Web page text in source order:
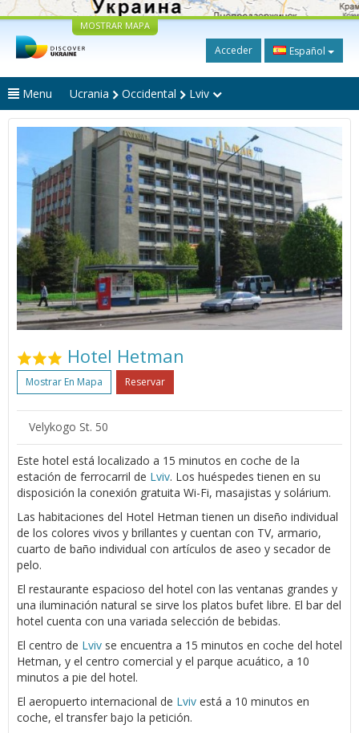
MOSTRAR MAPA
Acceder Español
Menu Ucrania Occidental Lviv
Hotel Hetman
Mostrar En Mapa Reservar
Velykogo St. 50
Este hotel está localizado a 15 minutos en coche de la
estación de ferrocarril de Lviv. Los huéspedes tienen en su
disposición la conexión gratuita Wi-Fi, masajistas y solárium.
Las habitaciones del Hotel Hetman tienen un diseño individual
de los colores vivos y brillantes y cuentan con TV, armario,
cuarto de baño individual con artículos de aseo y secador de
pelo.
El restaurante espacioso del hotel con las ventanas grandes y
una iluminación natural se sirve los platos bufet libre. El bar del
hotel cuenta con una variada selección de bebidas.
El centro de Lviv se encuentra a 15 minutos en coche del hotel
Hetman, y el centro comercial y el parque acuático, a 10
minutos a pie del hotel.
El aeropuerto internacional de Lviv está a 10 minutos en
coche, el transfer bajo la petición.